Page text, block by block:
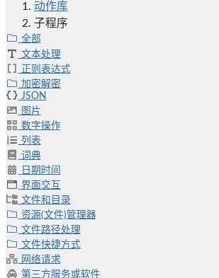
动作库
子程序
全部
文本处理
正则表达式
加密解密
JSON
图片
数字操作
列表
词典
日期时间
界面交互
文件和目录
资源(文件)管理器
文件路径处理
文件快捷方式
网络请求
第三方服务或软件